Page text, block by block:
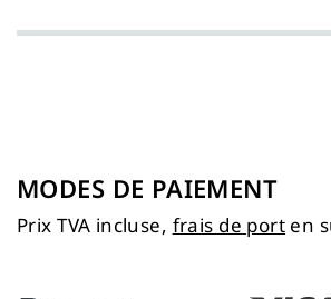
MODES DE PAIEMENT
Prix TVA incluse, frais de port en